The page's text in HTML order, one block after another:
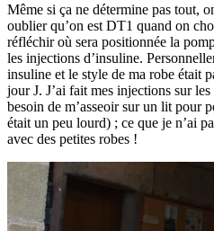
Même si ça ne détermine pas tout,
oublier qu’on est DT1 quand on
réfléchir où sera positionnée la
les injections d’insuline.
insuline et le style de ma robe était
jour J. J’ai fait mes injections sur les
besoin de m’asseoir sur un lit pour
était un peu lourd) ; ce que je n’ai
avec des petites robes !